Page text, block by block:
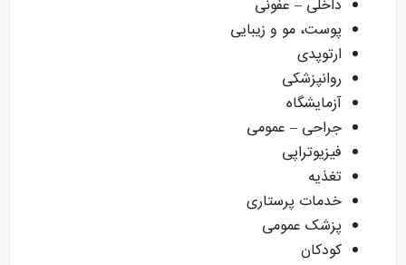
داخلی – عفونی
پوست، مو و زیبایی
ارتوپدی
روانپزشکی
آزمایشگاه
جراحی – عمومی
فیزیوتراپی
تغذیه
خدمات پرستاری
پزشک عمومی
کودکان